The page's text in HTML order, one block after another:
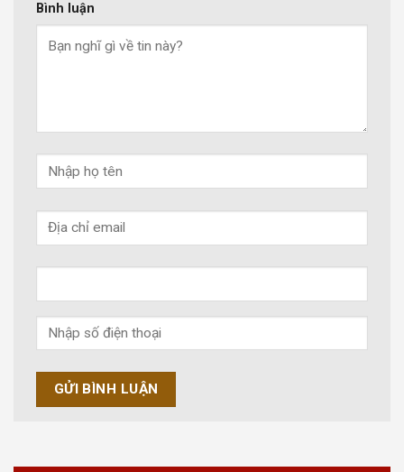
Bình luận